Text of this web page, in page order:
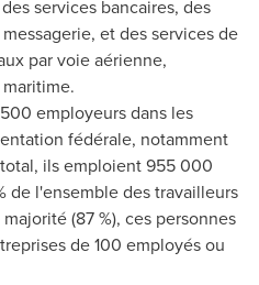
services bancaires, des
et des services de
par voie aérienne,
employeurs dans les
fédérale, notamment
ils emploient 955 000
de l'ensemble des travailleurs
(87 %), ces personnes
de 100 employés ou